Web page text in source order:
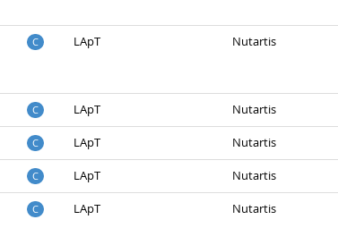
C LApT Nutartis
C LApT Nutartis
C LApT Nutartis
C LApT Nutartis
C LApT Nutartis